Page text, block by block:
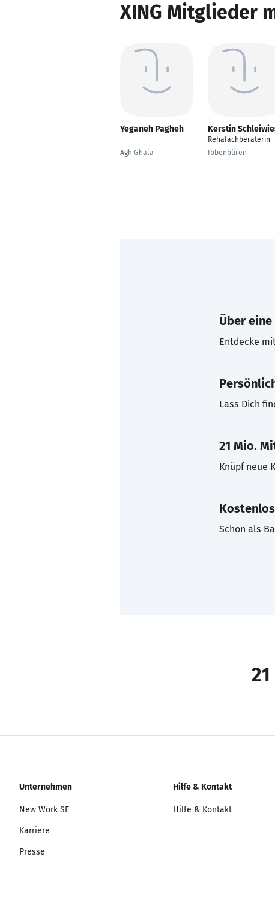
XING Mitglieder
Yeganeh Pagheh
---
Agh Ghala
Kerstin
Rehafachberaterin
Ibbenbüren
Über
Entdecke
Lass Dich
21 Mio.
Knüpf neue
Schon als
Unternehmen
New Work SE
Karriere
Presse
Hilfe & Kontakt
Hilfe & Kontakt